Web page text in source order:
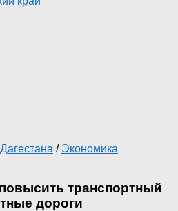
/ Экономика
транспортный
дороги